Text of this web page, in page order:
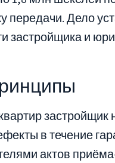
передачи. Дело
застройщика и
застройщик
в течение
актов